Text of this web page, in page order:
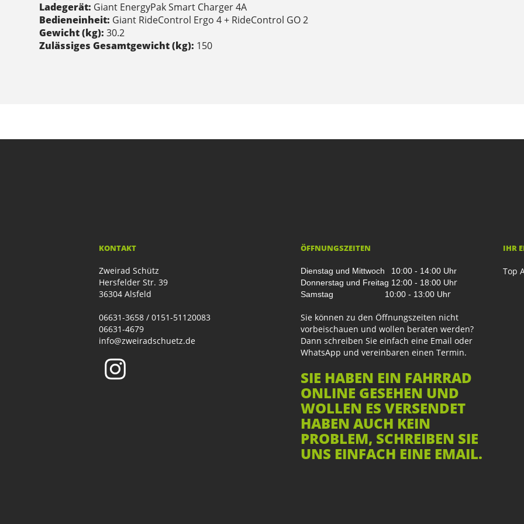
Ladegerät: Giant EnergyPak Smart Charger 4A
Bedieneinheit: Giant RideControl Ergo 4 + RideControl GO 2
Gewicht (kg): 30.2
Zulässiges Gesamtgewicht (kg): 150
KONTAKT
Zweirad Schütz
Hersfelder Str. 39
36304 Alsfeld
06631-3658 / 0151-51120083
06631-4679
info@zweiradschuetz.de
ÖFFNUNGSZEITEN
Dienstag und Mittwoch
10:00 - 14:00 Uhr
Donnerstag und Freitag 12:00 - 18:00 Uhr
Samstag 10:00 - 13:00 Uhr
Sie können zu den Öffnungszeiten nicht
vorbeischauen und wollen beraten werden?
Dann schreiben Sie einfach eine Email oder
WhatsApp und vereinbaren einen Termin.
SIE HABEN EIN FAHRRAD
ONLINE GESEHEN UND
WOLLEN ES VERSENDET
HABEN AUCH KEIN
PROBLEM, SCHREIBEN SIE
UNS EINFACH EINE EMAIL.
IHR
Top